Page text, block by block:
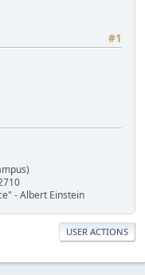
#1
- Albert Einstein
USER ACTIONS